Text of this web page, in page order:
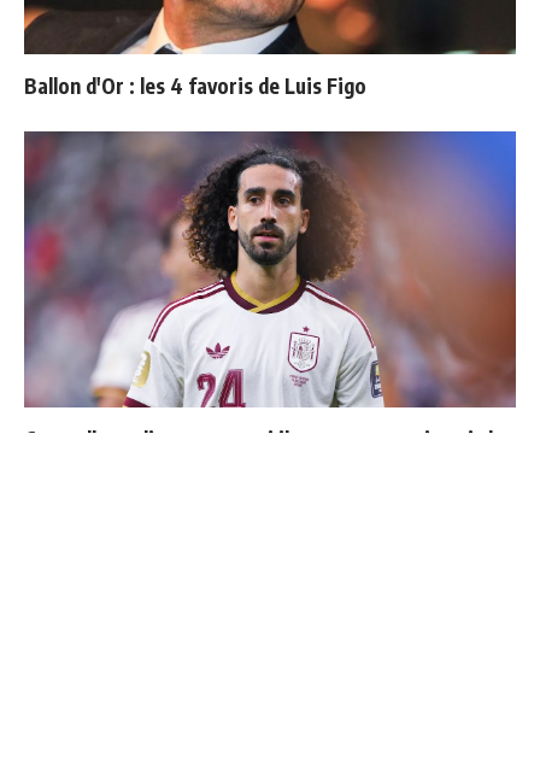
Ballon d'Or : les 4 favoris de Luis Figo
Cucurella explique pourquoi il ne se coupera jamais les